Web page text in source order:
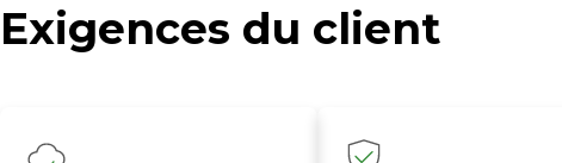
Exigences du client